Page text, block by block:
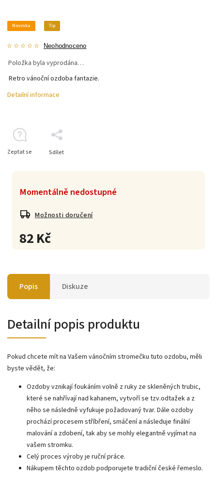
Novinka Tip
Neohodnoceno
82 Kč
Momentálně nedostupné
Možnosti doručení
Položka byla vyprodána…
Retro vánoční ozdoba fantazie.
Detailní informace
Zeptat se Sdílet
Popis Diskuze
Detailní popis produktu
Pokud chcete mít na Vašem vánočním stromečku tuto ozdobu, měli
byste vědět, že:
Ozdoby vznikají foukáním volně z ruky ze skleněných trubic,
které se nahřívají nad kahanem, vytvoří se tzv.odtažek a z
něho se následně vyfukuje požadovaný tvar. Dále ozdoby
prochází procesem stříbření, smáčení a následuje finální
malování a zdobení, tak aby se mohly elegantně vyjímat na
vašem stromku.
Celý proces výroby je ruční práce.
Nákupem těchto ozdob podporujete tradiční české řemeslo.